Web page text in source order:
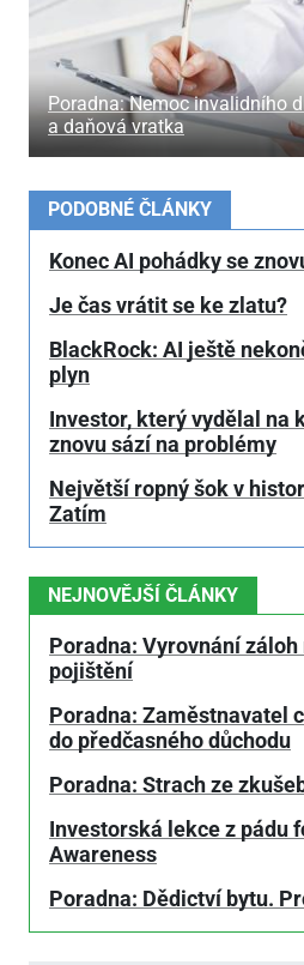
Poradna: Nemoc invalidního
a daňová vratka
NEJNOVĚJŠÍ ČLÁNKY
Poradna: Vyrovnání
pojištění
Poradna: Zaměstnavatel
do předčasného důchodu
Poradna: Strach ze
Investorská lekce z pádu
Awareness
Poradna: Dědictví bytu.
PODOBNÉ ČLÁNKY
Konec AI pohádky se
Je čas vrátit se ke zlatu?
BlackRock: AI ještě
plyn
Investor, který vydělal na
znovu sází na problémy
Největší ropný šok v
Zatím